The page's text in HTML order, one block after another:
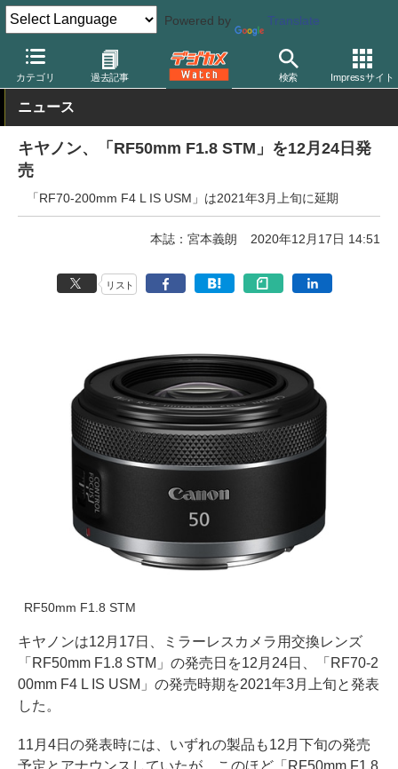
Powered by Translate
カテゴリ 過去記事 検索 Impressサイト
デジカメ Watch レンズ 交換レンズ キヤノン
ニュース
キヤノン、「RF50mm F1.8 STM」を12月24日発
売
「RF70-200mm F4 L IS USM」は2021年3月上旬に延期
本誌：宮本義朗 2020年12月17日 14:51
リスト
RF50mm F1.8 STM
キヤノンは12月17日、ミラーレスカメラ用交換レンズ
「RF50mm F1.8 STM」の発売日を12月24日、「RF70-2
00mm F4 L IS USM」の発売時期を2021年3月上旬と発表
した。
11月4日の発表時には、いずれの製品も12月下旬の発売
予定とアナウンスしていたが、このほど「RF50mm F1.8